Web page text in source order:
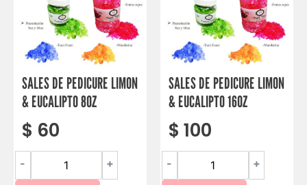
SALES DE PEDICURE LIMON
& EUCALIPTO 8OZ
$ 60
- +
SALES DE PEDICURE LIMON
& EUCALIPTO 16OZ
$ 100
- +